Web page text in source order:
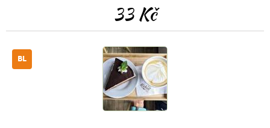
33 Kč
BL